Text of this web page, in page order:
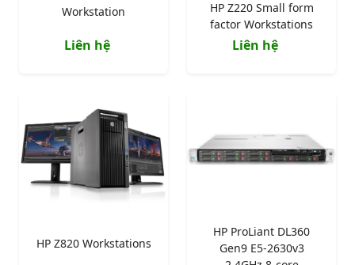
Workstation
Liên hệ
HP Z220 Small form
factor Workstations
Liên hệ
HP Z820 Workstations
HP ProLiant DL360
Gen9 E5-2630v3